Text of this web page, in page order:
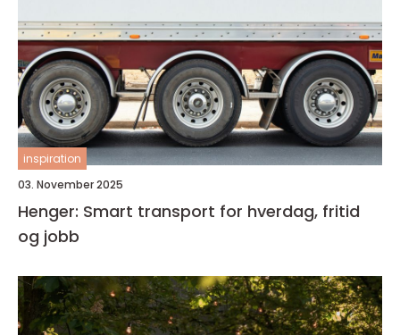
inspiration
03. November 2025
Henger: Smart transport for hverdag, fritid
og jobb